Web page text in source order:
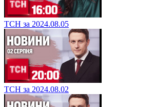
ТСН за 2024.08.05
ТСН за 2024.08.02